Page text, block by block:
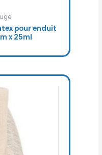
pour enduit
x 25ml